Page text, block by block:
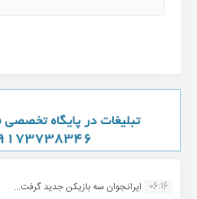
06:16 ایرانجوان سه بازیکن جدید گرفت...